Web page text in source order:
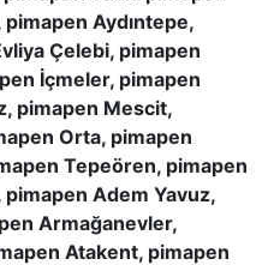
pimapen Aydıntepe,
Çelebi, pimapen
İçmeler, pimapen
pimapen Mescit,
Orta, pimapen
Tepeören, pimapen
Adem Yavuz,
Armağanevler,
Atakent, pimapen